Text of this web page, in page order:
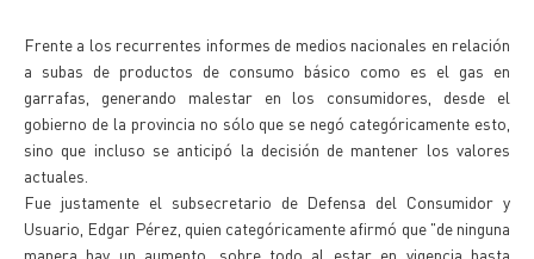
Frente a los recurrentes informes de medios nacionales en relación
a subas de productos de consumo básico como es el gas en
garrafas, generando malestar en los consumidores, desde el
gobierno de la provincia no sólo que se negó categóricamente esto,
sino que incluso se anticipó la decisión de mantener los valores
actuales.
Fue justamente el subsecretario de Defensa del Consumidor y
Usuario, Edgar Pérez, quien categóricamente afirmó que "de ninguna
manera hay un aumento, sobre todo al estar en vigencia hasta